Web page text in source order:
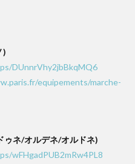
)
DUnnrVhy2jbBkqMQ6
equipements/marche-
ネ/オルデネ/オルドネ)
wFHgadPUB2mRw4PL8